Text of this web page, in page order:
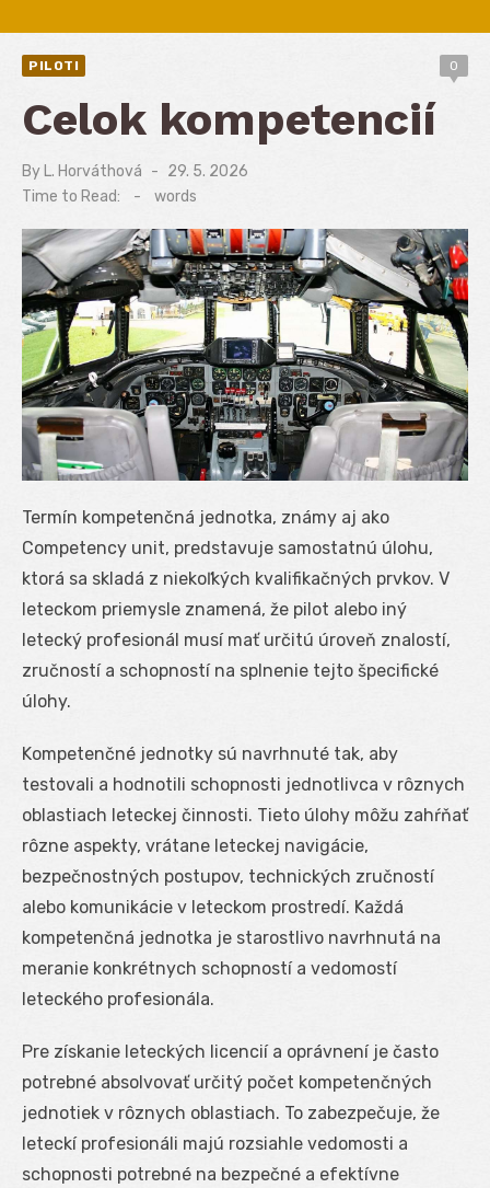
PILOTI 0
Celok kompetencií
By L. Horváthová
Posted
on
29. 5. 2026
Time to Read:
- words
Termín kompetenčná jednotka, známy aj ako
Competency unit, predstavuje samostatnú úlohu,
ktorá sa skladá z niekoľkých kvalifikačných prvkov. V
leteckom priemysle znamená, že pilot alebo iný
letecký profesionál musí mať určitú úroveň znalostí,
zručností a schopností na splnenie tejto špecifické
úlohy.
Kompetenčné jednotky sú navrhnuté tak, aby
testovali a hodnotili schopnosti jednotlivca v rôznych
oblastiach leteckej činnosti. Tieto úlohy môžu zahŕňať
rôzne aspekty, vrátane leteckej navigácie,
bezpečnostných postupov, technických zručností
alebo komunikácie v leteckom prostredí. Každá
kompetenčná jednotka je starostlivo navrhnutá na
meranie konkrétnych schopností a vedomostí
leteckého profesionála.
Pre získanie leteckých licencií a oprávnení je často
potrebné absolvovať určitý počet kompetenčných
jednotiek v rôznych oblastiach. To zabezpečuje, že
leteckí profesionáli majú rozsiahle vedomosti a
schopnosti potrebné na bezpečné a efektívne